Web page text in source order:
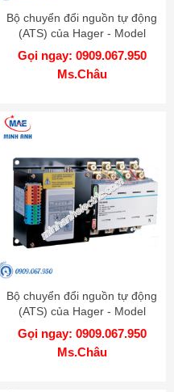
Bộ chuyển đổi nguồn tự động
(ATS) của Hager - Model
HIC410S
Gọi ngay: 0909.067.950
Ms.Châu
Bộ chuyển đổi nguồn tự động
(ATS) của Hager - Model
HIC406S
Gọi ngay: 0909.067.950
Ms.Châu